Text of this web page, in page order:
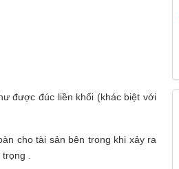
được đúc liền khối (khác biệt với
cho tài sản bên trong khi xảy ra
.